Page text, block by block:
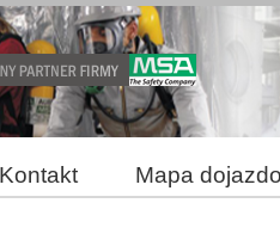
Kontakt Mapa